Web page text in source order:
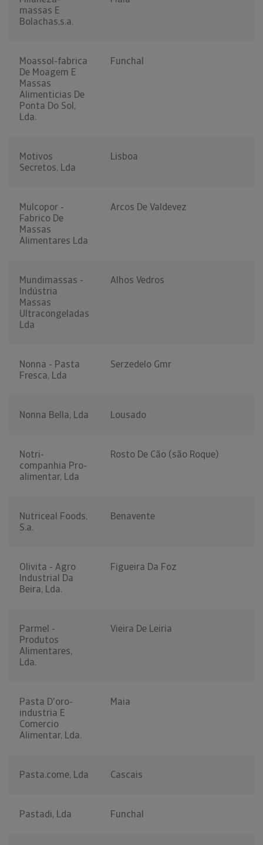
massas E
Bolachas,s.a.
Moassol-fabrica
De Moagem E
Massas
Alimenticias De
Ponta Do Sol,
Lda.
Funchal
Motivos
Secretos, Lda
Lisboa
Mulcopor -
Fabrico De
Massas
Alimentares Lda
Arcos De Valdevez
Mundimassas -
Indústria
Massas
Ultracongeladas
Lda
Alhos Vedros
Nonna - Pasta
Fresca, Lda
Serzedelo Gmr
Nonna Bella, Lda Lousado
Notri-
companhia Pro-
alimentar, Lda
Rosto De Cão (são Roque)
Nutriceal Foods,
S.a.
Benavente
Olivita - Agro
Industrial Da
Beira, Lda.
Figueira Da Foz
Parmel -
Produtos
Alimentares,
Lda.
Vieira De Leiria
Pasta D'oro-
industria E
Comercio
Alimentar, Lda.
Maia
Pasta.come, Lda Cascais
Pastadi, Lda Funchal